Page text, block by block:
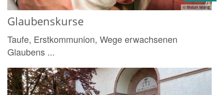
© Bistum Mainz
Glaubenskurse
Taufe, Erstkommunion, Wege erwachsenen
Glaubens ...